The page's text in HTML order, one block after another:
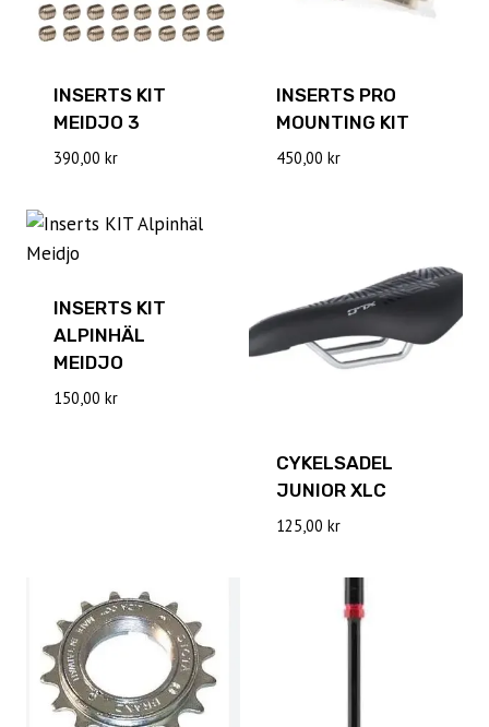
INSERTS KIT
MEIDJO 3
390,00 kr
INSERTS PRO
MOUNTING KIT
450,00 kr
INSERTS KIT
ALPINHÄL
MEIDJO
150,00 kr
CYKELSADEL
JUNIOR XLC
125,00 kr